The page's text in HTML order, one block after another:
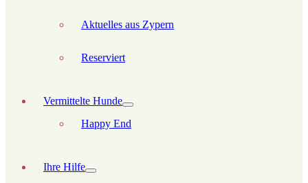
Aktuelles aus Zypern
Reserviert
Vermittelte Hunde
Happy End
Ihre Hilfe